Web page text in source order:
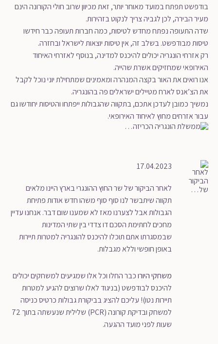
בודפשט תפתח במועד מאוחר יותר, זאת מכיוון שרוב חולי הקורונה הינם
מעיר הבירה, לכן לגביה צריך לנקוט בזהירות.
שדה התעופה נפתח מחדש לטיסות, כמה חברות תעופה כבר חידשו
טיסות מבודפשט. בשלב זה, אין טיסות יוצאות לישראל ובחזרה.
רק אזרחי הונגריה יכולים להיכנס למדינה, בנוסף לאזרחי האיחוד
האירופאי שמחזיקים אשרת שהייה.
אנו רואים את האור בקצה המנהרה ומאמינים שמתחילת יוני נוכל לקבל
את הצ’אנס לארח מטיילים ישראלים פה בהונגריה.
נמשיך כמובן לעדכן אתכם, בתקווה שהגבולות ייפתחו והטיסות יחודשו גם
עבור אזרחים מחוץ לאיחוד האירופאי.
17.04.2023
לאחר הביקור של שר החוץ ההונגרי בארץ היינו מלאים
תקווה שיתבשר לנו סוף סוף משהו חדש אודות פתיחת
הגבולות אבל לצערנו מאז לא שמענו שום דבר. אנחנו עדיין
מחכים לחתימת הסכם דו צדדי בין שתי המדינות
שבמסגרתו אתם תוכלו להיכנס להונגריה למטרות תיירות
באופן חופשי וללא מגבלות.
משחקי היורוכבר החלו וכל אלו שמגיעים למשחקים יכולים
להיכנס לבודפשט (בניגוד לאלו שרוצים להגיע למטרות
תיירות נטו)! עליכם להציג בביקורת גבולות כרטיס כניסה
למשחק ובדיקת קורונה (PCR) שלילית שנעשתה בתוך 72
שעות לפני מועד ההגעה.